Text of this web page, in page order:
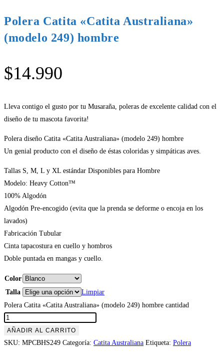
Polera Catita «Catita Australiana»
(modelo 249) hombre
$14.990
Lleva contigo el gusto por tu Musaraña, poleras de excelente calidad con el
diseño de tu mascota favorita!
Polera diseño Catita «Catita Australiana» (modelo 249) hombre
Un genial producto con el diseño de éstas coloridas y simpáticas aves.
Tallas S, M, L y XL estándar Disponibles para Hombre
Modelo: Heavy Cotton™
100% Algodón
Algodón Pre-encogido (evita que la prenda se deforme o encoja en los
lavados)
Fabricación Tubular
Cinta tapacostura en cuello y hombros
Doble puntada en mangas y cuello.
Color
Talla
Limpiar
Polera Catita «Catita Australiana» (modelo 249) hombre cantidad
AÑADIR AL CARRITO
SKU: MPCBHS249 Categoría: Catita Australiana Etiqueta: Polera